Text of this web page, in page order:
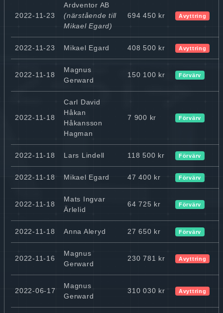
2022-11-23
Ardventor AB
(närstående till
Mikael Egard)
694 450 kr Avyttring
2022-11-23 Mikael Egard 408 500 kr Avyttring
2022-11-18
Magnus
Gerward
150 100 kr Förvärv
2022-11-18
Carl David
Håkan
Håkansson
Hagman
7 900 kr Förvärv
2022-11-18 Lars Lindell 118 500 kr Förvärv
2022-11-18 Mikael Egard 47 400 kr Förvärv
2022-11-18
Mats Ingvar
Ärlelid
64 725 kr Förvärv
2022-11-18 Anna Aleryd 27 650 kr Förvärv
2022-11-16
Magnus
Gerward
230 781 kr Avyttring
2022-06-17
Magnus
Gerward
310 030 kr Avyttring